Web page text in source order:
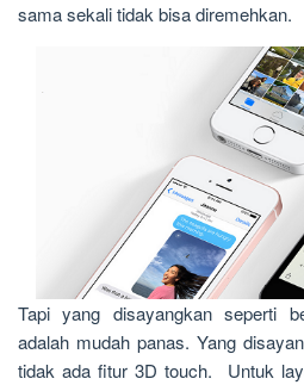
sama sekali tidak bisa diremehkan.
Tapi yang disayangkan seperti
adalah mudah panas. Yang
tidak ada fitur 3D touch. Untuk